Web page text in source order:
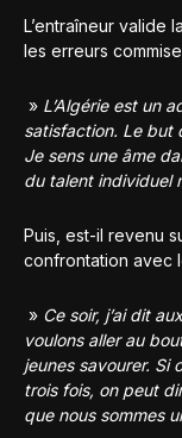
L’entraîneur valide
les erreurs
» L’Algérie est un
satisfaction. Le but
Je sens une âme
du talent individuel
Puis, est-il revenu
confrontation avec
» Ce soir, j’ai dit
voulons aller au
jeunes savourer. Si
trois fois, on peut
que nous sommes